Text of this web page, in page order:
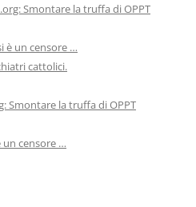
Smontare la truffa di OPPT
è un censore …
cattolici.
Smontare la truffa di OPPT
un censore …